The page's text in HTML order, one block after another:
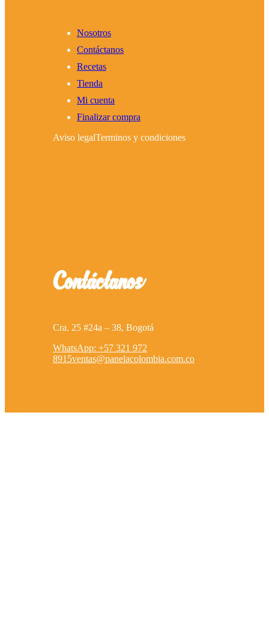
Nosotros
Contáctanos
Recetas
Tienda
Mi cuenta
Finalizar compra
Aviso legalTerminos y condiciones
Contáctanos
Cra. 25 #24a – 38, Bogotá
WhatsApp: +57 321 972
8915ventas@panelacolombia.com.co